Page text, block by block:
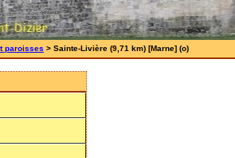
paroisses > Sainte-Livière (9,71 km) [Marne] (o)